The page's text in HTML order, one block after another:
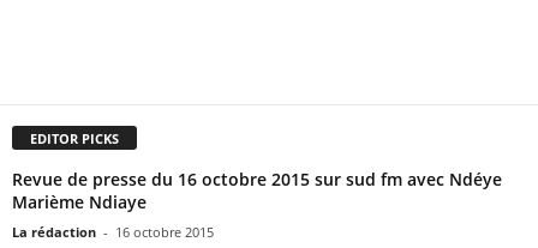
EDITOR PICKS
Revue de presse du 16 octobre 2015 sur sud fm avec Ndéye
Marième Ndiaye
La rédaction - 16 octobre 2015